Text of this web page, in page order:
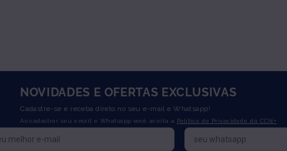
NOVIDADES E OFERTAS EXCLUSIVAS
Cadastre-se e receba direto no seu e-mail e Whatsapp!
Ao cadastrar seu email e Whatsapp você aceita a Política de Privacidade da CCN+